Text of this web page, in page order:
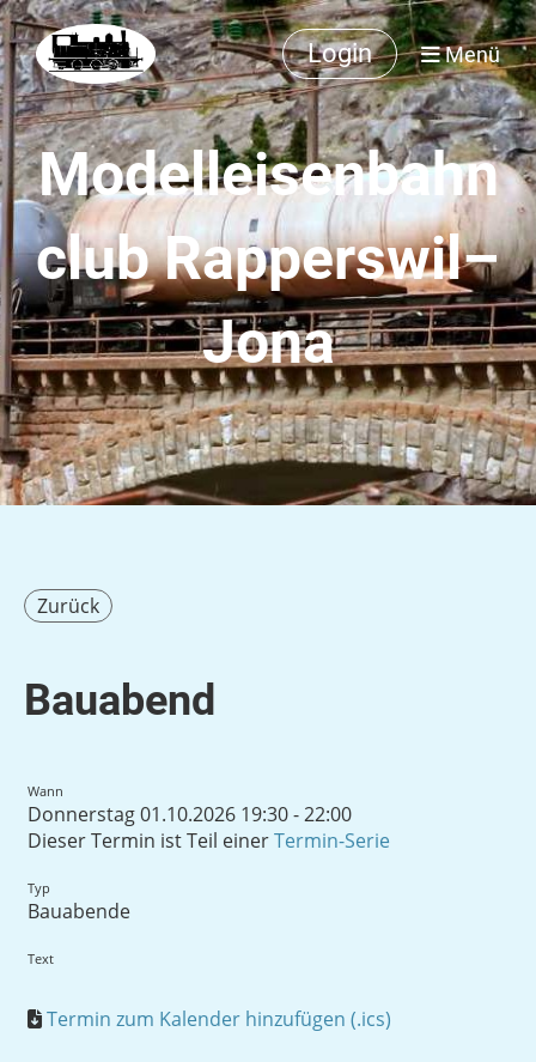
Login Menü
Modelleisenbahn
club Rapperswil–
Jona
Zurück
Bauabend
Wann
Donnerstag 01.10.2026 19:30 - 22:00
Dieser Termin ist Teil einerTermin-Serie
Typ
Bauabende
Text
Termin zum Kalender hinzufügen (.ics)